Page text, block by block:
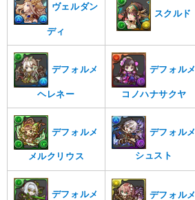
ヴェルダン
ディ
スクルド
デフォルメ
ヘレネー
デフォルメ
コノハナサクヤ
デフォルメ
メルクリウス
デフォルメ
シュスト
デフォルメ デフォルメ